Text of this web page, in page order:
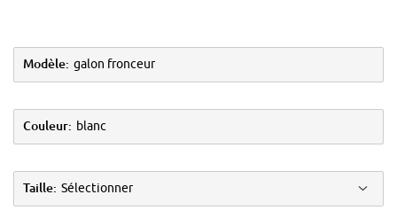
Modèle: galon fronceur
Couleur: blanc
Taille: Sélectionner